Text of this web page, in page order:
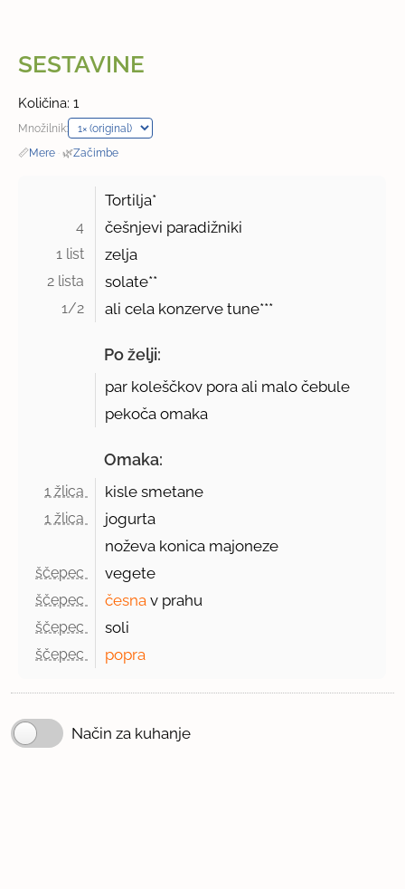
SESTAVINE
Količina: 1
Množilnik:
📏Mere · 🌿Začimbe
Tortilja*
4 češnjevi paradižniki
1 list zelja
2 lista solate**
1/2 ali cela konzerve tune***
Po želji:
par koleščkov pora ali malo čebule
pekoča omaka
Omaka:
1 žlica kisle smetane
1 žlica
jogurta
noževa konica majoneze
ščepec vegete
ščepec česna v prahu
ščepec soli
ščepec popra
Način za kuhanje